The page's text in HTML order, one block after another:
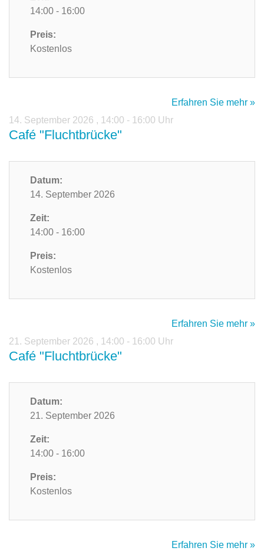
14:00 - 16:00
Preis:
Kostenlos
Erfahren Sie mehr »
14. September 2026 , 14:00 - 16:00 Uhr
Café "Fluchtbrücke"
Datum:
14. September 2026
Zeit:
14:00 - 16:00
Preis:
Kostenlos
Erfahren Sie mehr »
21. September 2026 , 14:00 - 16:00 Uhr
Café "Fluchtbrücke"
Datum:
21. September 2026
Zeit:
14:00 - 16:00
Preis:
Kostenlos
Erfahren Sie mehr »